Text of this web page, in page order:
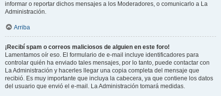
informar o reportar dichos mensajes a los Moderadores, o comunicarlo a La
Administración.
Arriba
¡Recibí spam o correos maliciosos de alguien en este foro!
Lamentamos oír eso. El formulario de e-mail incluye identificadores para
controlar quién ha enviado tales mensajes, por lo tanto, puede contactar con
La Administración y hacerles llegar una copia completa del mensaje que
recibió. Es muy importante que incluya la cabecera, ya que contiene los datos
del usuario que envió el e-mail. La Administración tomará medidas.